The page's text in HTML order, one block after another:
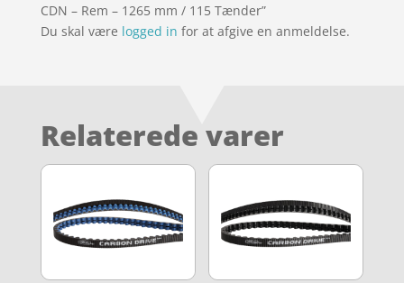
CDN – Rem – 1265 mm / 115 Tænder”
Du skal være logged in for at afgive en anmeldelse.
Relaterede varer